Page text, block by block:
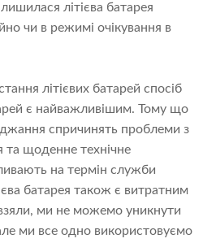
літієва батарея
чи в режимі очікування в
літієвих батарей спосіб
є найважливішим. Тому що
спричинять проблеми з
щоденне технічне
на термін служби
батарея також є витратним
ми не можемо уникнути
ми все одно використовуємо